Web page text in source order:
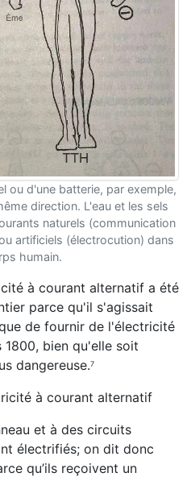
ou d'une batterie, par exemple,
direction. L'eau et les sels
naturels (communication
artificiels (électrocution) dans
humain.
à courant alternatif a été
parce qu'il s'agissait
de fournir de l'électricité
1800, bien qu'elle soit
dangereuse.7
à courant alternatif
et à des circuits
électrifiés; on dit donc
qu’ils reçoivent un